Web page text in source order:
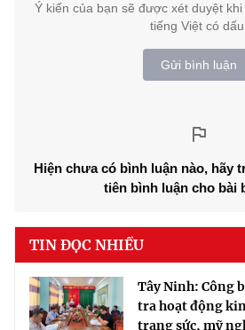
Ý kiến của bạn sẽ được xét duyệt
tiếng Việt có
Gửi bình luận
Hiện chưa có bình luận nào, hãy
tiên bình luận cho bài
TIN ĐỌC NHIỀU
Tây Ninh: Công
tra hoạt động
trang sức, mỹ